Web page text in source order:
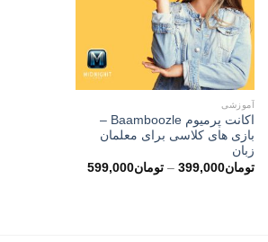
آموزشی
اکانت پرمیوم Baamboozle –
بازی های کلاسی برای معلمان
زبان
تومان399,000
– تومان599,000محدوده